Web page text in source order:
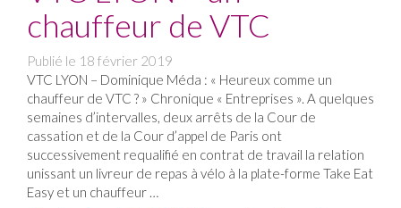
chauffeur de VTC
Publié le 18 février 2019
VTC LYON – Dominique Méda : « Heureux comme un
chauffeur de VTC ? » Chronique « Entreprises ». A quelques
semaines d’intervalles, deux arrêts de la Cour de
cassation et de la Cour d’appel de Paris ont
successivement requalifié en contrat de travail la relation
unissant un livreur de repas à vélo à la plate-forme Take Eat
Easy et un chauffeur …